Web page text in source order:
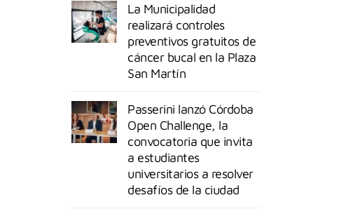
La Municipalidad
realizará controles
preventivos gratuitos de
cáncer bucal en la Plaza
San Martín
Passerini lanzó Córdoba
Open Challenge, la
convocatoria que invita
a estudiantes
universitarios a resolver
desafíos de la ciudad